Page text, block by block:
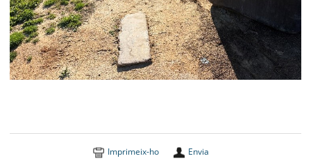
Imprimeix-ho Envia